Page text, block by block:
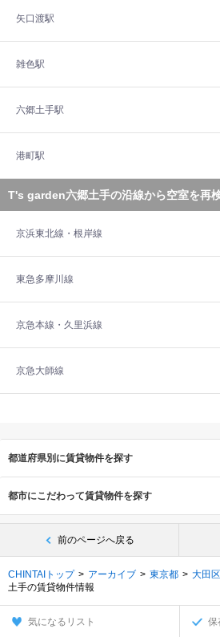
矢口渡駅
雑色駅
六郷土手駅
港町駅
T's garden六郷土手の沿線から空室を再
京浜東北線・根岸線
東急多摩川線
京急本線・久里浜線
京急大師線
都道府県別に賃貸物件を探す
都市にこだわって賃貸物件を探す
前のページへ戻る
CHINTAIトップ アーカイブ 東京都 大田区
土手の賃貸物件情報
気になるリスト 保